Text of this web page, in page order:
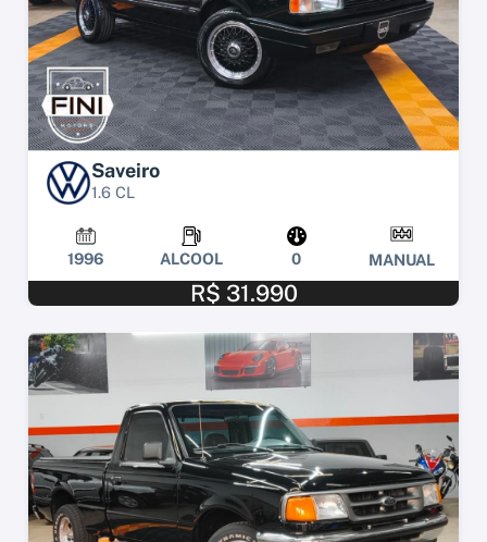
Saveiro
1.6 CL
1996 ALCOOL 0 MANUAL
R$ 31.990